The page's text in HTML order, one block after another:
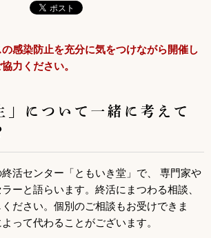
感染防止を充分に気をつけながら開催し
力ください。
」について一緒に考えて
活センター「ともいき堂」で、 専門家や
ーと語らいます。終活にまつわる相談、
ださい。個別のご相談もお受けできま
って代わることがございます。